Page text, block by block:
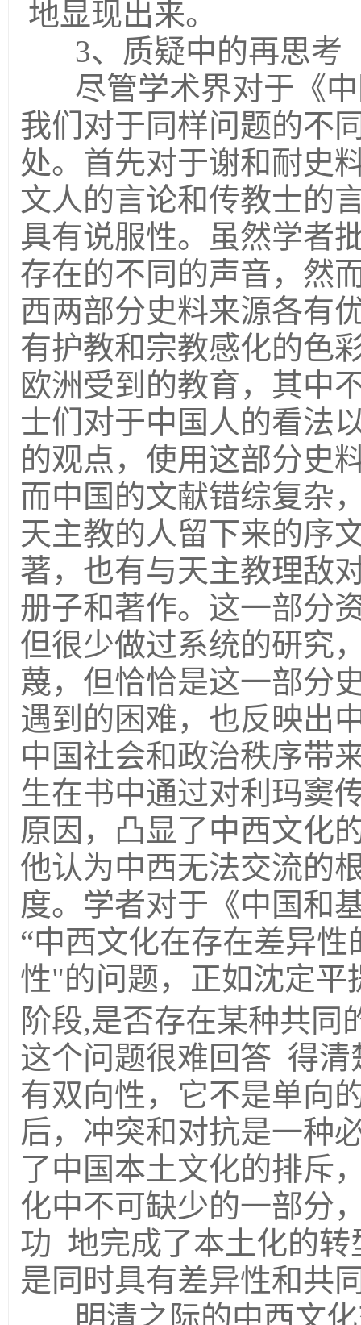
地显现出来。
3、质疑中的再思考
尽管学术界对于《
我们对于同样问题的不
处。首先对于谢和耐史
文人的言论和传教士的
具有说服性。虽然学者
存在的不同的声音，然
西两部分史料来源各有
有护教和宗教感化的色
欧洲受到的教育，其中
士们对于中国人的看法
的观点，使用这部分史
而中国的文献错综复杂
天主教的人留下来的序
著，也有与天主教理敌
册子和著作。这一部分
但很少做过系统的研究
蔑，但恰恰是这一部分
遇到的困难，也反映出
中国社会和政治秩序带
生在书中通过对利玛窦
原因，凸显了中西文化
他认为中西无法交流的
度。学者对于《中国和
“中西文化在存在差异
性"的问题，正如沈定
阶段,是否存在某种共同
这个问题很难回答 得
有双向性，它不是单向
后，冲突和对抗是一种
了中国本土文化的排斥
化中不可缺少的一部分
功 地完成了本土化的
是同时具有差异性和共
明清之际的中西文